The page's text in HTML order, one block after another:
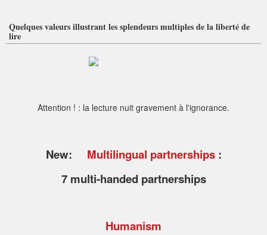
Quelques valeurs illustrant les splendeurs multiples de la liberté de
lire
Attention ! : la lecture nuit gravement à l'ignorance.
New: Multilingual partnerships:
7 multi-handed partnerships
Humanism